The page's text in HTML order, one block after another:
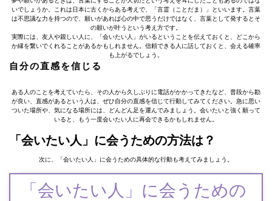
いでしょうか。これは日本に古くからある考えで、「言霊（ことだま）」といいます。言葉
は不思議な力を持つので、願いがあれば心の中で思うだけではなく、言葉として発するとそ
の願いが叶うという考え方です。
実際には、友人や親しい人に、「会いたい人」がいるということを伝えておくと、どこから
か縁を繋いでくれることがあるかもしれません。信頼できる人に話しておくと、会える確率
も上がるでしょう。
自分の直感を信じる
ある人のことを考えていたら、その人から久しぶりに電話がかかってきたなど、普段から勘
が良い、直感があるという人は、ぜひ自分の直感を信じて行動してみてください。急に思い
ついた場所や、気になる場所には、どんどん足を運んでみましょう。会いたいと強く願って
いると、もう一度会いたい人に再会できるかもしれません。
「会いたい人」に会うための方法は？
次に、「会いたい人」に会うための具体的な行動も考えてみましょう。
「会いたい人」に会うための